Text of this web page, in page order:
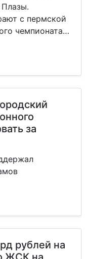
Плазы.
с пермской
чемпионата
руководить
Вознюк.
за
рублей на